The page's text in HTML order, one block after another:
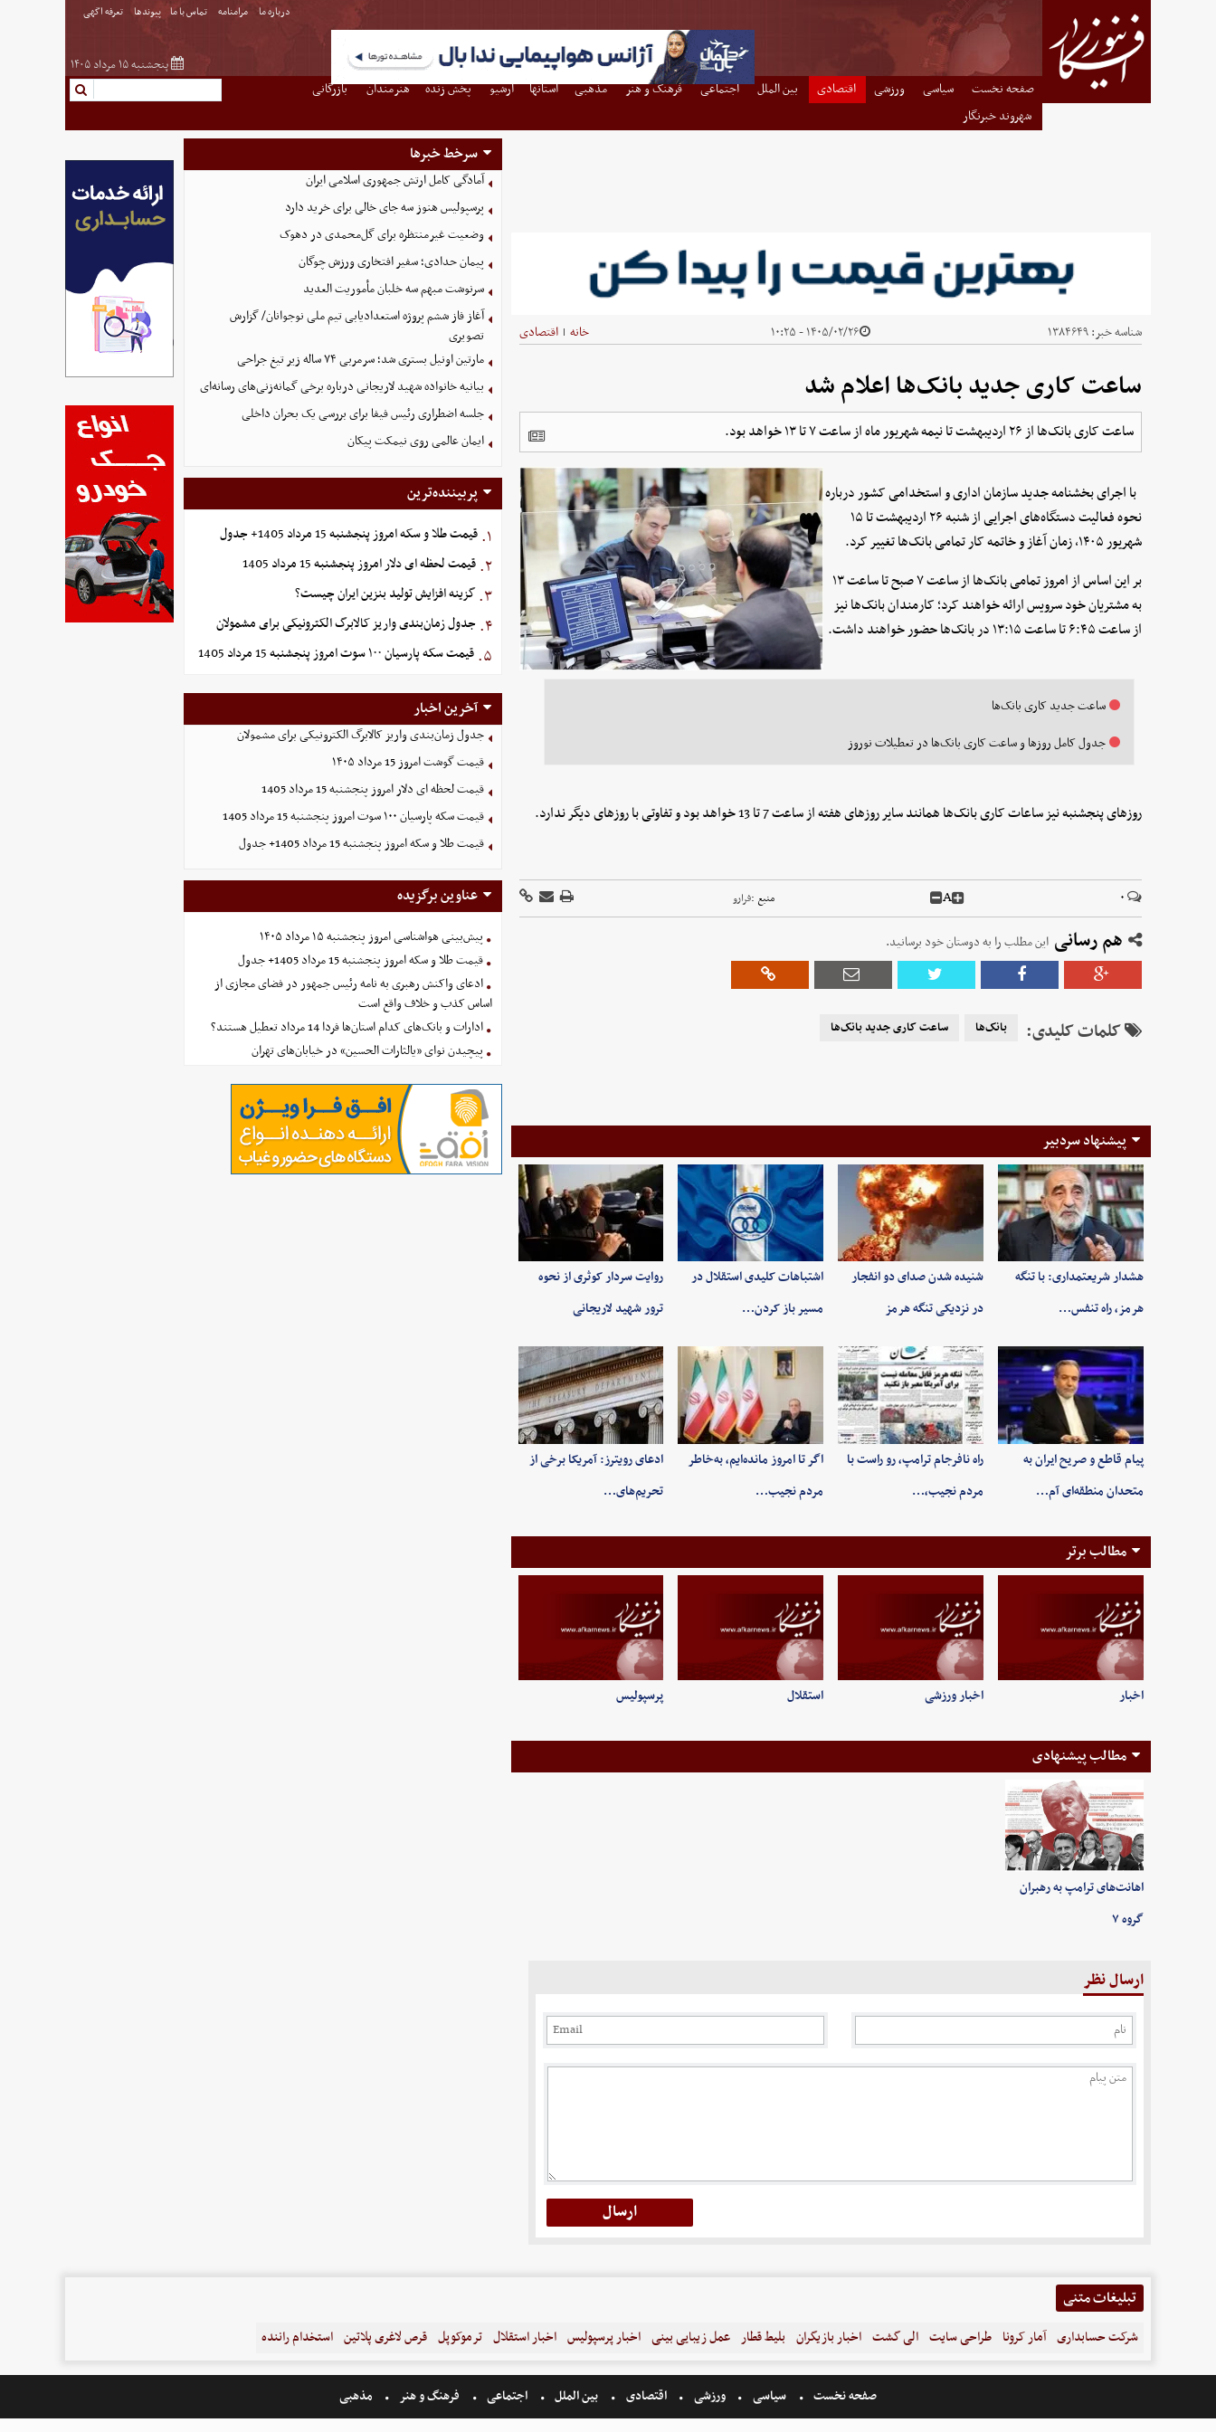
درباره ما مرامنامه تماس با ما پیوندها تعرفه اگهی
پنجشنبه ۱۵ مرداد ۱۴۰۵
صفحه نخست سیاسی ورزشی اقتصادی بین الملل اجتماعی فرهنگ و هنر مذهبی استانها آرشیو پخش زنده هنرمندان
بازرگانی
شهروند خبرنگار
شناسه خبر:۱۳۸۴۶۴۹ ۱۴۰۵/۰۲/۲۶ - ۱۰:۲۵ خانه | اقتصادی
ساعت کاری جدید بانک‌‌ها اعلام شد
ساعت کاری بانک‌ها از ۲۶ اردیبهشت تا نیمه شهریور ماه از ساعت ۷ تا ۱۳ خواهد بود.
با اجرای بخشنامه جدید سازمان اداری و استخدامی کشور درباره
نحوه فعالیت دستگاه‌های اجرایی از شنبه ۲۶ اردیبهشت تا ۱۵
شهریور ۱۴۰۵، زمان آغاز و خاتمه کار تمامی بانک‌ها تغییر کرد.
بر این اساس از امروز تمامی بانک‌ها از ساعت ۷ صبح تا ساعت ۱۳
به مشتریان خود سرویس ارائه خواهند کرد؛ کارمندان بانک‌ها نیز
از ساعت ۶:۴۵ تا ساعت ۱۳:۱۵ در بانک‌ها حضور خواهند داشت.
ساعت جدید کاری بانک‌ها
جدول کامل روزها و ساعت کاری بانک‌ها در تعطیلات نوروز
روزهای پنجشنبه نیز ساعات کاری بانک‌ها همانند سایر روزهای هفته از ساعت 7 تا 13 خواهد بود و تفاوتی با روزهای دیگر ندارد.
۰ A منبع :فرارو
هم رسانی این مطلب را به دوستان خود برسانید.
کلمات کلیدی: بانک‌ها ساعت کاری جدید بانک‌‌ها
پیشنهاد سردبیر
هشدار شریعتمداری: با تنگه
هرمز، راه تنفس…
شنیده شدن صدای دو انفجار
در نزدیکی تنگه هرمز
اشتباهات کلیدی استقلال در
مسیر باز کردن…
روایت سردار کوثری از نحوه
ترور شهید لاریجانی
پیام قاطع و صریح ایران به
متحدان منطقه‌ای آم…
راه نافرجام ترامپ، رو راست با
مردم نجیب،…
اگر تا امروز مانده‌ایم، به‌خاطر
مردم نجیب…
ادعای رویترز: آمریکا برخی از
تحریم‌های…
مطالب برتر
اخبار اخبار ورزشی استقلال پرسپولیس
مطالب پیشنهادی
اهانت‌های ترامپ به رهبران
گروه ۷
ارسال نظر
سرخط خبرها
آمادگی کامل ارتش جمهوری اسلامی ایران
پرسپولیس هنوز سه جای خالی برای خرید دارد
وضعیت غیرمنتظره برای گل‌محمدی در دهوک
پیمان حدادی؛ سفیر افتخاری ورزش چوگان
سرنوشت مبهم سه خلبان مأموریت العدید
آغاز فاز ششم پروژه استعدادیابی تیم ملی نوجوانان/ گزارش
تصویری
مارتین اونیل بستری شد؛ سرمربی ۷۴ ساله زیر تیغ جراحی
بیانیه خانواده شهید لاریجانی درباره برخی گمانه‌زنی‌های رسانه‌ای
جلسه اضطراری رئیس فیفا برای بررسی یک بحران داخلی
ایمان عالمی روی نیمکت پیکان
پربیننده‌ترین
۱. قیمت طلا و سکه امروز پنجشنبه 15 مرداد 1405+ جدول
۲. قیمت لحظه ای دلار امروز پنجشنبه 15 مرداد 1405
۳. گزینه‌ افزایش تولید بنزین ایران چیست؟
۴. جدول زمان‌بندی واریز کالابرگ الکترونیکی برای مشمولان
۵. قیمت سکه پارسیان ۱۰۰ سوت امروز پنجشنبه 15 مرداد 1405
آخرین اخبار
جدول زمان‌بندی واریز کالابرگ الکترونیکی برای مشمولان
قیمت گوشت امروز 15 مرداد ۱۴۰۵
قیمت لحظه ای دلار امروز پنجشنبه 15 مرداد 1405
قیمت سکه پارسیان ۱۰۰ سوت امروز پنجشنبه 15 مرداد 1405
قیمت طلا و سکه امروز پنجشنبه 15 مرداد 1405+ جدول
عناوین برگزیده
پیش‌بینی هواشناسی امروز پنجشنبه ۱۵ مرداد ۱۴۰۵
قیمت طلا و سکه امروز پنجشنبه 15 مرداد 1405+ جدول
ادعای واکنش رهبری به نامه رئیس جمهور در فضای مجازی از
اساس کذب و خلاف واقع است
ادارات و بانک‌های کدام استان‌ها فردا 14 مرداد تعطیل هستند؟
پیچیدن نوای «یالثارات الحسین» در خیابان‌های تهران
تبلیغات متنی
شرکت حسابداری آمار کرونا طراحی سایت الی گشت اخبار بازیگران بلیط قطار عمل زیبایی بینی اخبار پرسپولیس اخبار استقلال ترموکوپل قرص لاغری پلاتین استخدام راننده
صفحه نخست سیاسی ورزشی اقتصادی بین الملل اجتماعی فرهنگ و هنر مذهبی